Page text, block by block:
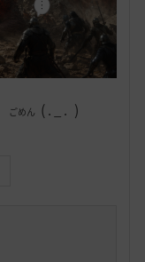
ごめん (. _ . )